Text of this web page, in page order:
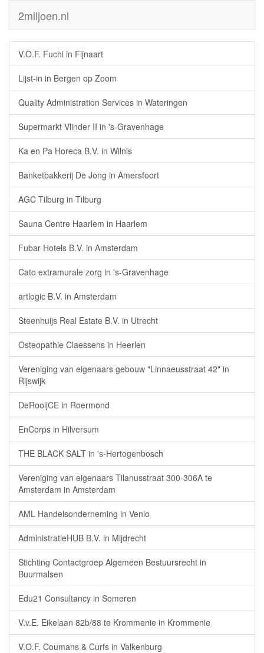
2miljoen.nl
V.O.F. Fuchi in Fijnaart
Lijst-in in Bergen op Zoom
Quality Administration Services in Wateringen
Supermarkt Vlinder II in 's-Gravenhage
Ka en Pa Horeca B.V. in Wilnis
Banketbakkerij De Jong in Amersfoort
AGC Tilburg in Tilburg
Sauna Centre Haarlem in Haarlem
Fubar Hotels B.V. in Amsterdam
Cato extramurale zorg in 's-Gravenhage
artlogic B.V. in Amsterdam
Steenhuijs Real Estate B.V. in Utrecht
Osteopathie Claessens in Heerlen
Vereniging van eigenaars gebouw "Linnaeusstraat 42" in
Rijswijk
DeRooijCE in Roermond
EnCorps in Hilversum
THE BLACK SALT in 's-Hertogenbosch
Vereniging van eigenaars Tilanusstraat 300-306A te
Amsterdam in Amsterdam
AML Handelsonderneming in Venlo
AdministratieHUB B.V. in Mijdrecht
Stichting Contactgroep Algemeen Bestuursrecht in
Buurmalsen
Edu21 Consultancy in Someren
V.v.E. Eikelaan 82b/88 te Krommenie in Krommenie
V.O.F. Coumans & Curfs in Valkenburg